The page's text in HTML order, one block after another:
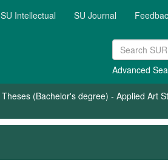
SU Intellectual SU Journal
Advanced
Theses (Bachelor's degree) - Applied